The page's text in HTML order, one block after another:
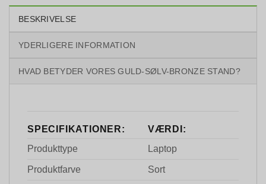
BESKRIVELSE
YDERLIGERE INFORMATION
HVAD BETYDER VORES GULD-SØLV-BRONZE STAND?
SPECIFIKATIONER:
VÆRDI:
Produkttype
Laptop
Produktfarve Sort